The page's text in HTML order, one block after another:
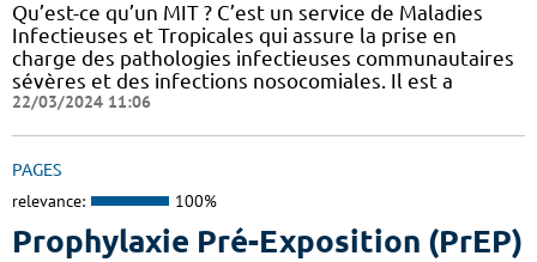
Qu’est-ce qu’un MIT ? C’est un service de Maladies
Infectieuses et Tropicales qui assure la prise en
charge des pathologies infectieuses communautaires
sévères et des infections nosocomiales. Il est a
22/03/2024 11:06
PAGES
relevance: 100%
Prophylaxie Pré-Exposition (PrEP)